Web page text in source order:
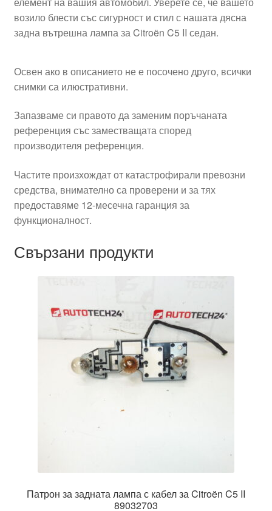
возило блести със сигурност и стил с нашата дясна
задна вътрешна лампа за Citroën C5 II седан.
Освен ако в описанието не е посочено друго, всички
снимки са илюстративни.
Запазваме си правото да заменим поръчаната
референция със заместващата според
производителя референция.
Частите произхождат от катастрофирали превозни
средства, внимателно са проверени и за тях
предоставяме 12-месечна гаранция за
функционалност.
Свързани продукти
Патрон за задната лампа с кабел за Citroën C5 II
89032703